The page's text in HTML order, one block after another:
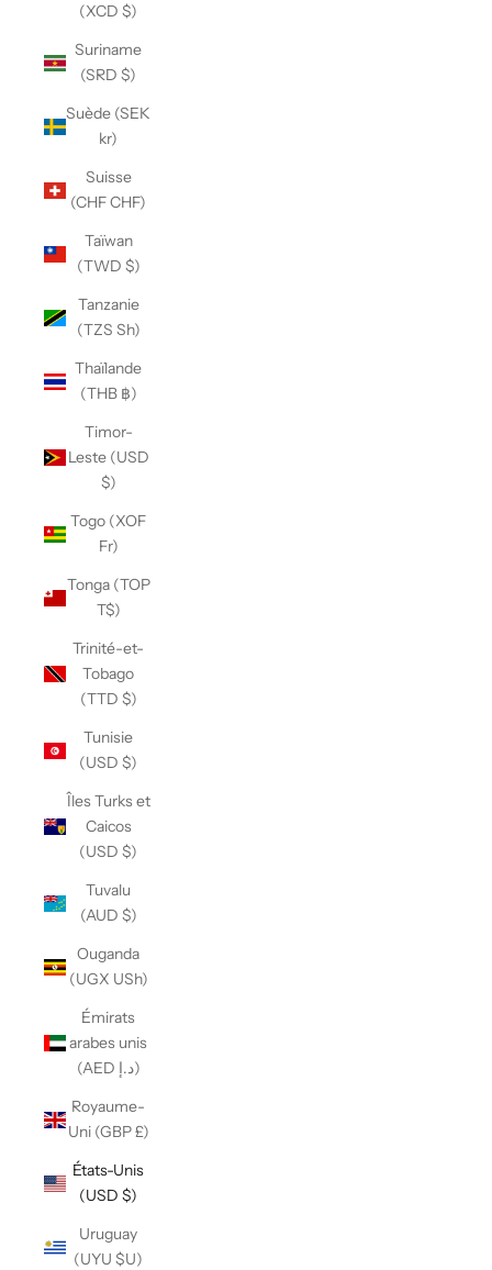
(XCD $)
Suriname
(SRD $)
Suède (SEK
kr)
Suisse
(CHF CHF)
Taïwan
(TWD $)
Tanzanie
(TZS Sh)
Thaïlande
(THB ฿)
Timor-
Leste (USD
$)
Togo (XOF
Fr)
Tonga (TOP
T$)
Trinité-et-
Tobago
(TTD $)
Tunisie
(USD $)
Îles Turks et
Caicos
(USD $)
Tuvalu
(AUD $)
Ouganda
(UGX USh)
Émirats
arabes unis
(AED د.إ)
Royaume-
Uni (GBP £)
États-Unis
(USD $)
Uruguay
(UYU $U)